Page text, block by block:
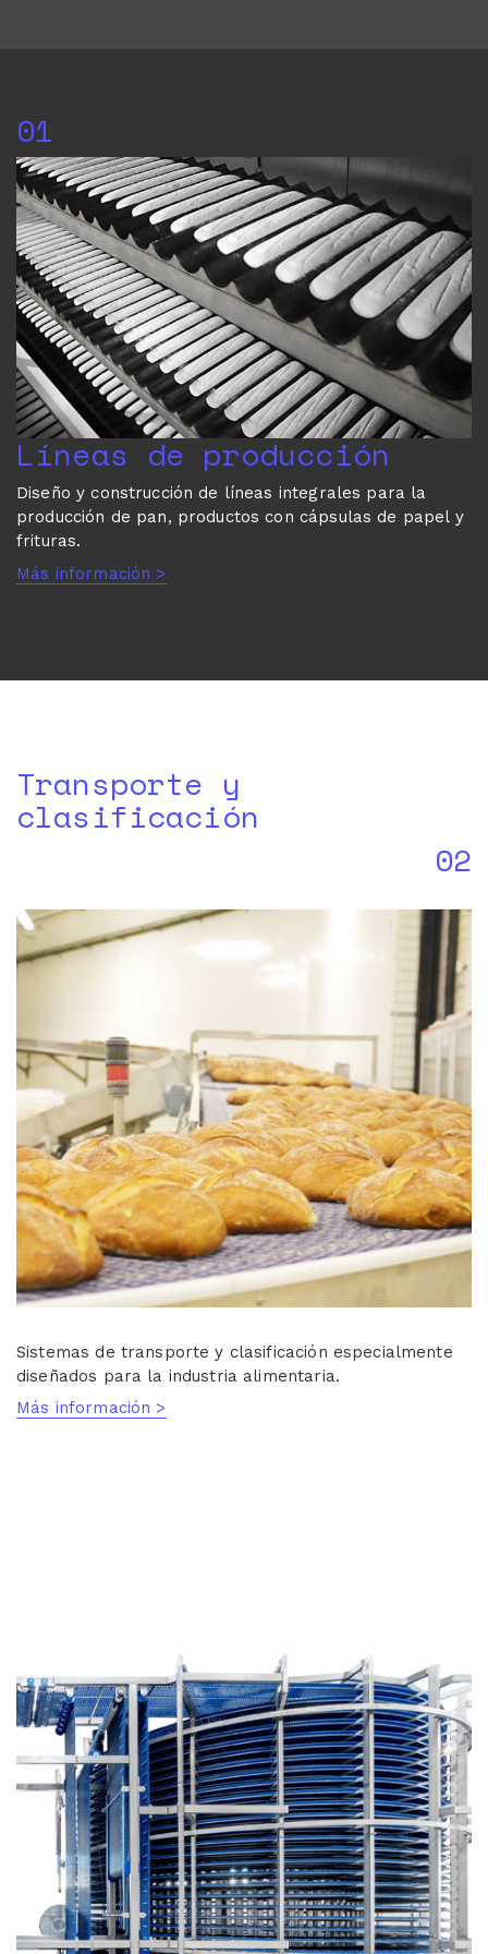
01
Líneas de producción
Diseño y construcción de líneas integrales para la
producción de pan, productos con cápsulas de papel y
frituras.
Más información >
Transporte y
clasificación
02
Sistemas de transporte y clasificación especialmente
diseñados para la industria alimentaria.
Más información >